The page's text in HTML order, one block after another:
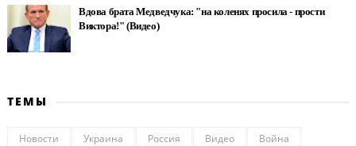
Вдова брата Медведчука: "на коленях просила - прости
Виктора!" (Видео)
ТЕМЫ
Новости Украина Россия Видео
Война